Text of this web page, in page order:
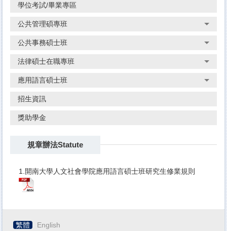
學位考試/畢業專區
公共管理碩專班
公共事務碩士班
法律碩士在職專班
應用語言碩士班
招生資訊
獎助學金
規章辦法Statute
1.開南大學人文社會學院應用語言碩士班研究生修業規則
繁體 English